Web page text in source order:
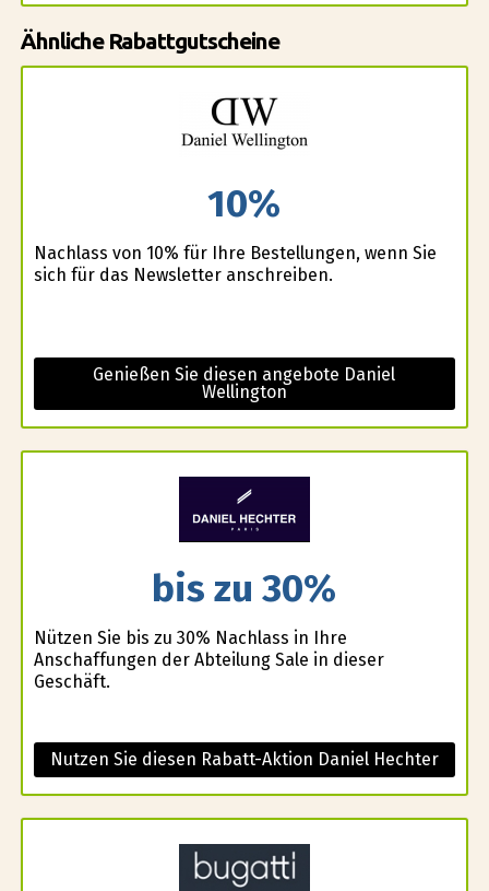
Ähnliche Rabattgutscheine
10%
Nachlass von 10% für Ihre Bestellungen, wenn Sie
sich für das Newsletter anschreiben.
Genießen Sie diesen angebote Daniel
Wellington
bis zu 30%
Nützen Sie bis zu 30% Nachlass in Ihre
Anschaffungen der Abteilung Sale in dieser
Geschäft.
Nutzen Sie diesen Rabatt-Aktion Daniel Hechter